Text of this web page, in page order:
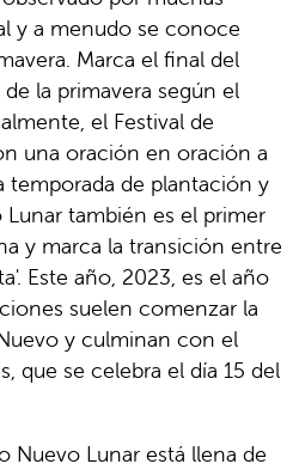
y a menudo se conoce
Marca el final del
la primavera según el
el Festival de
una oración en oración a
temporada de plantación y
también es el primer
y marca la transición entre
Este año, 2023, es el año
suelen comenzar la
y culminan con el
que se celebra el día 15 del
Nuevo Lunar está llena de